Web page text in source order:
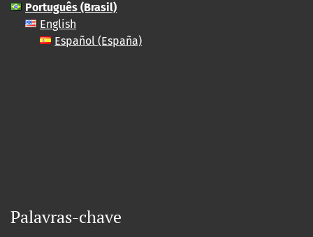
Português (Brasil)
English
Español (España)
Palavras-chave